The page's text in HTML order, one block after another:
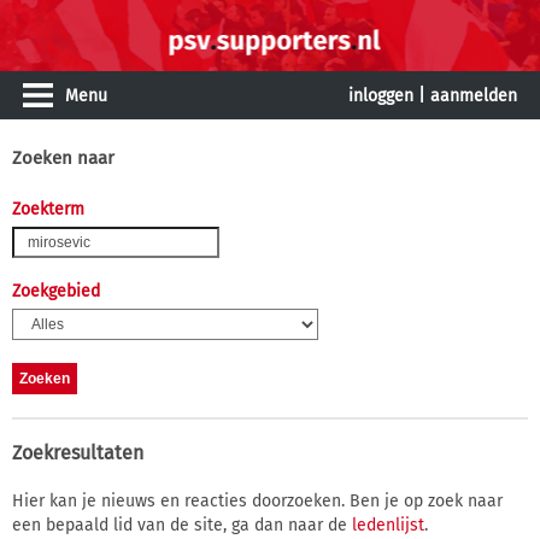
Menu inloggen aanmelden
Zoeken naar
Zoekterm
Zoekgebied
Zoekresultaten
Hier kan je nieuws en reacties doorzoeken. Ben je op zoek naar
een bepaald lid van de site, ga dan naar de ledenlijst.